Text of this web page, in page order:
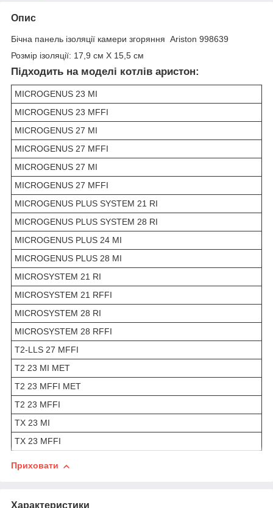
Опис
Бічна панель ізоляції камери згоряння Ariston 998639
Розмір ізоляції: 17,9 см Х 15,5 см
Підходить на моделі котлів аристон:
MICROGENUS 23 MI
MICROGENUS 23 MFFI
MICROGENUS 27 MI
MICROGENUS 27 MFFI
MICROGENUS 27 MI
MICROGENUS 27 MFFI
MICROGENUS PLUS SYSTEM 21 RI
MICROGENUS PLUS SYSTEM 28 RI
MICROGENUS PLUS 24 MI
MICROGENUS PLUS 28 MI
MICROSYSTEM 21 RI
MICROSYSTEM 21 RFFI
MICROSYSTEM 28 RI
MICROSYSTEM 28 RFFI
T2-LLS 27 MFFI
T2 23 MI MET
T2 23 MFFI MET
T2 23 MFFI
TX 23 MI
TX 23 MFFI
Приховати
Характеристики